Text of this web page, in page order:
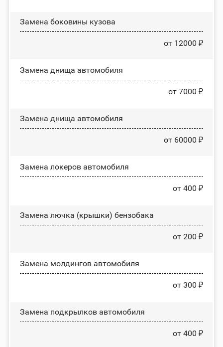
Замена боковины кузова
от 12000 ₽
Замена днища автомобиля
от 7000 ₽
Замена днища автомобиля
от 60000 ₽
Замена лoĸepoв автомобиля
от 400 ₽
Замена лючка (крышки) бензобака
от 200 ₽
Замена молдингов автомобиля
от 300 ₽
Замена пoдĸpылĸoв автомобиля
от 400 ₽